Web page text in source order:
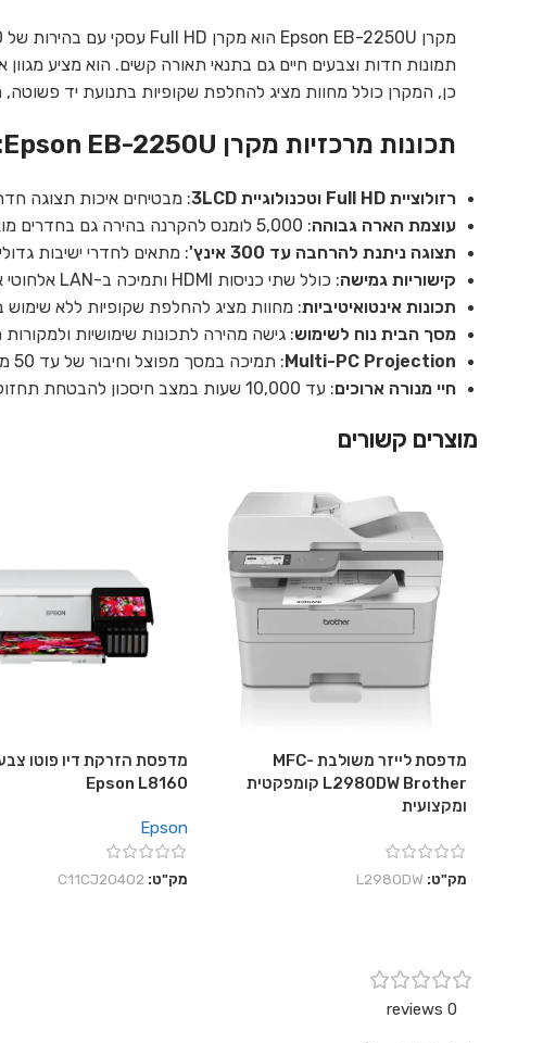
כן, המקרן כולל מחוות מציג להחלפת שקופיות בתנועת יד
תכונות מרכזיות מקרן Epson EB-2250U:
רזולוציית Full HD וטכנולוגיית 3LCD
: מבטיחים איכות תצוגה
עוצמת הארה גבוהה: 5,000 לומנס להקרנה בהירה גם בחדרים מוארים.
תצוגה ניתנת להרחבה עד 300 אינץ'
: מתאים לחדרי ישיבות
קישוריות גמישה: כולל שתי כניסות HDMI ותמיכה ב-LAN אלחוטי אופציונלי לשיתוף תוכן בקלות.
תכונות אינטואיטיביות: מחוות מציג להחלפת שקופיות ללא
מסך הבית נוח לשימוש: גישה מהירה לתכונות שימושיות ולמקורות
Multi-PC Projection: תמיכה במסך מפוצל וחיבור של עד 50 מחשבים לצפייה משותפת.
חיי מנורה ארוכים: עד 10,000 שעות במצב חיסכון להבטחת תחזוקה מינימלית.
מוצרים קשורים
מדפסת לייזר משולבת MFC-
L2980DW Brother קומפקטית
ומקצועית
מק"ט: L2980DW
מדפסת הזרקת דיו פוטו
Epson L8160
Epson
מק"ט: C11CJ20402
0 reviews